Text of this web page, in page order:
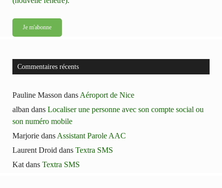
Commentaires récents
Pauline Masson dans Aéroport de Nice
alban dans Localiser une personne avec son compte social ou
son numéro mobile
Marjorie dans Assistant Parole AAC
Laurent Droid dans Textra SMS
Kat dans Textra SMS